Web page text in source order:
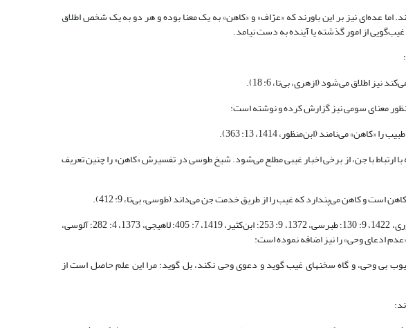
نیز همین تعریف را بیان کرده‌اند. اما عده‌ای نیز بر این باورند که «عرّاف» و «کاهن» به یک معنا بوده و هر دو به یک شخص اطلاق
اطلاق می‌شود (ازهری، بی‌تا، 6: 18).
می‌نامند (ابن‌منظور، 1414، 13: 363).
ارتباط با جن، از برخی اخبار غیبی مطلع می‌شود. شیخ طوسی در تفسیرش «کاهن» را چنین تعریف
و کاهن می‌پندارد که غیب را از طریق خدمت جن می‌داند (طوسی، بی‌تا، 9: 412).
بسیاری از مفسران نیز مشابه همین تعریف را برای «کاهن» ارائه کرده‌اند (ثعلبی نیشابوری، 1422، 9: 130؛ طبرسی، 1372، 9: 253؛ ابن‌کثیر، 1419، 7: 405؛ لاهیجی، 1373، 4: 282؛ آلوسی،
بى وحى، و گاه سخنهاى غیب گوید و دعوى وحى نکند، بل گوید: مرا این علم حاصل است از